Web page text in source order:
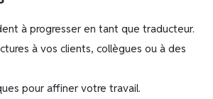
à progresser en tant que traducteur.
à vos clients, collègues ou à des
pour affiner votre travail.